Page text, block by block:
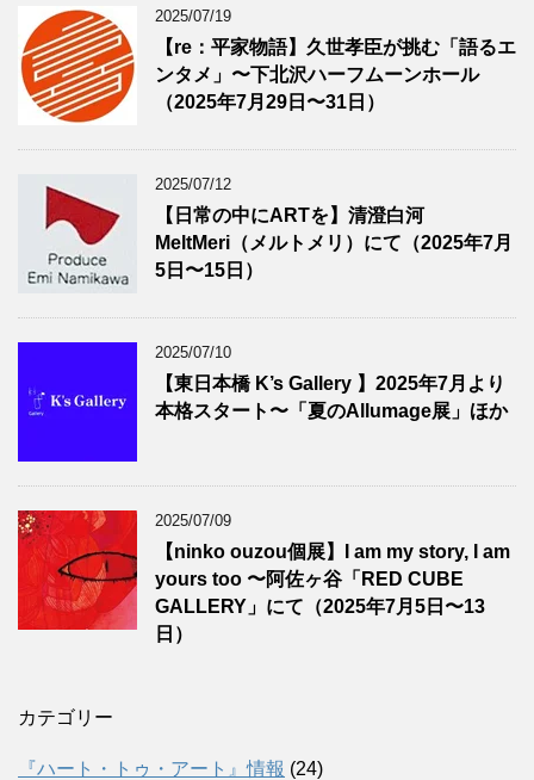
2025/07/19
【re：平家物語】久世孝臣が挑む「語るエ
ンタメ」〜下北沢ハーフムーンホール
（2025年7月29日〜31日）
2025/07/12
【日常の中にARTを】清澄白河
MeltMeri（メルトメリ）にて（2025年7月
5日〜15日）
2025/07/10
【東日本橋 K’s Gallery 】2025年7月より
本格スタート〜「夏のAllumage展」ほか
2025/07/09
【ninko ouzou個展】I am my story, I am
yours too 〜阿佐ヶ谷「RED CUBE
GALLERY」にて（2025年7月5日〜13
日）
カテゴリー
『ハート・トゥ・アート』情報 (24)